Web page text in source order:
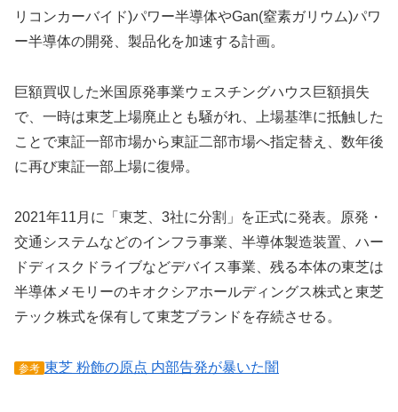
リコンカーバイド)パワー半導体やGan(窒素ガリウム)パワ
ー半導体の開発、製品化を加速する計画。
巨額買収した米国原発事業ウェスチングハウス巨額損失
で、一時は東芝上場廃止とも騒がれ、上場基準に抵触した
ことで東証一部市場から東証二部市場へ指定替え、数年後
に再び東証一部上場に復帰。
2021年11月に「東芝、3社に分割」を正式に発表。原発・
交通システムなどのインフラ事業、半導体製造装置、ハー
ドディスクドライブなどデバイス事業、残る本体の東芝は
半導体メモリーのキオクシアホールディングス株式と東芝
テック株式を保有して東芝ブランドを存続させる。
参考 東芝 粉飾の原点 内部告発が暴いた闇